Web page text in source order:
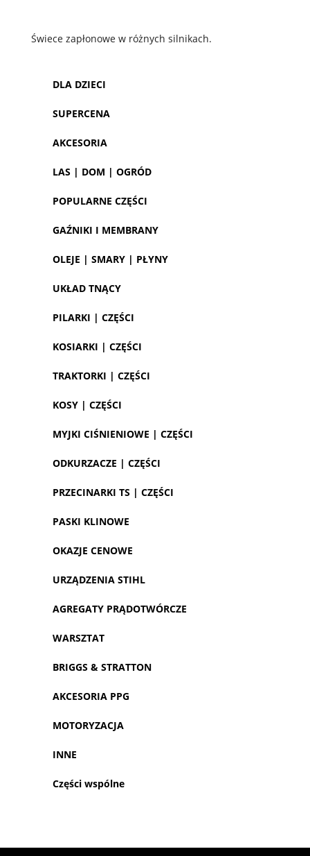
Świece zapłonowe w różnych silnikach.
DLA DZIECI
SUPERCENA
AKCESORIA
LAS | DOM | OGRÓD
POPULARNE CZĘŚCI
GAŹNIKI I MEMBRANY
OLEJE | SMARY | PŁYNY
UKŁAD TNĄCY
PILARKI | CZĘŚCI
KOSIARKI | CZĘŚCI
TRAKTORKI | CZĘŚCI
KOSY | CZĘŚCI
MYJKI CIŚNIENIOWE | CZĘŚCI
ODKURZACZE | CZĘŚCI
PRZECINARKI TS | CZĘŚCI
PASKI KLINOWE
OKAZJE CENOWE
URZĄDZENIA STIHL
AGREGATY PRĄDOTWÓRCZE
WARSZTAT
BRIGGS & STRATTON
AKCESORIA PPG
MOTORYZACJA
INNE
Części wspólne